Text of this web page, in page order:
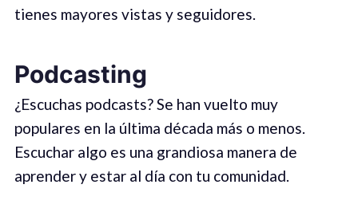
tienes mayores vistas y seguidores.
Podcasting
¿Escuchas podcasts? Se han vuelto muy
populares en la última década más o menos.
Escuchar algo es una grandiosa manera de
aprender y estar al día con tu comunidad.